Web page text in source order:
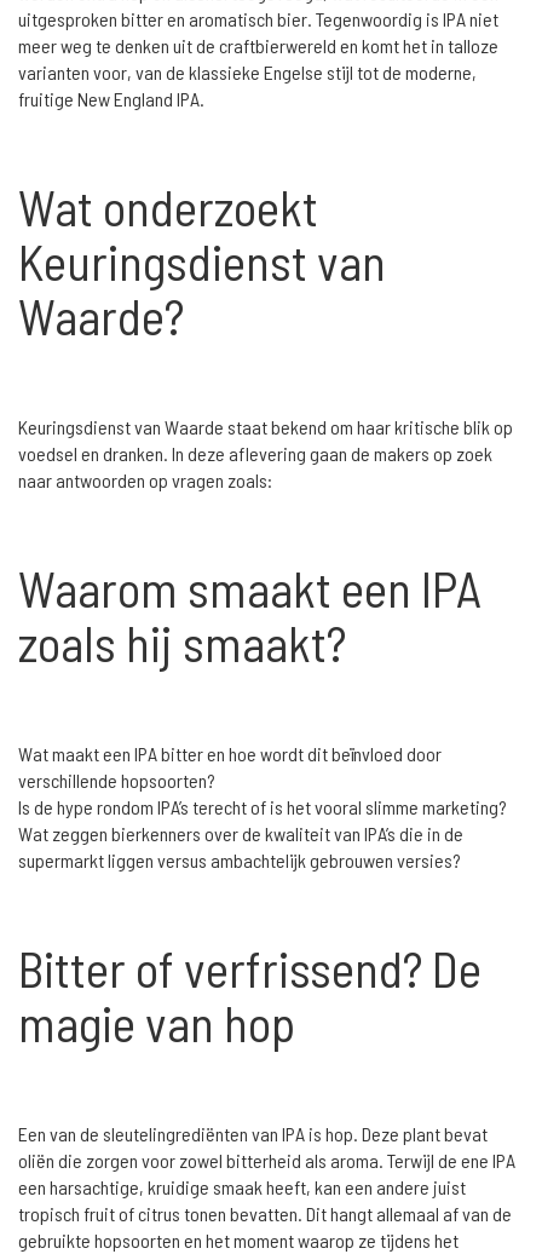
uitgesproken bitter en aromatisch bier. Tegenwoordig is IPA niet
meer weg te denken uit de craftbierwereld en komt het in talloze
varianten voor, van de klassieke Engelse stijl tot de moderne,
fruitige New England IPA.
Wat onderzoekt
Keuringsdienst van
Waarde?
Keuringsdienst van Waarde staat bekend om haar kritische blik op
voedsel en dranken. In deze aflevering gaan de makers op zoek
naar antwoorden op vragen zoals:
Waarom smaakt een IPA
zoals hij smaakt?
Wat maakt een IPA bitter en hoe wordt dit beïnvloed door
verschillende hopsoorten?
Is de hype rondom IPA’s terecht of is het vooral slimme marketing?
Wat zeggen bierkenners over de kwaliteit van IPA’s die in de
supermarkt liggen versus ambachtelijk gebrouwen versies?
Bitter of verfrissend? De
magie van hop
Een van de sleutelingrediënten van IPA is hop. Deze plant bevat
oliën die zorgen voor zowel bitterheid als aroma. Terwijl de ene IPA
een harsachtige, kruidige smaak heeft, kan een andere juist
tropisch fruit of citrus tonen bevatten. Dit hangt allemaal af van de
gebruikte hopsoorten en het moment waarop ze tijdens het